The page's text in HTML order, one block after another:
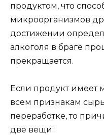
продуктом, что
микроорганизмов
достижении
алкоголя в браге
прекращается.
Если продукт имеет
всем признакам
переработке, то
две вещи: